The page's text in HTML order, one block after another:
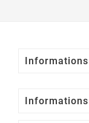
Informations
Informations